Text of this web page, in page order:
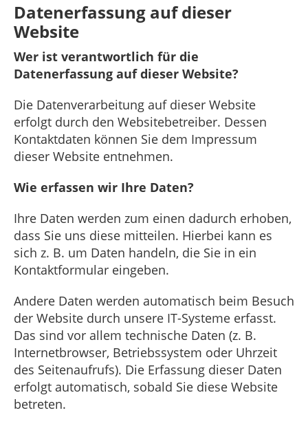
Datenerfassung auf dieser
Website
Wer ist verantwortlich für die
Datenerfassung auf dieser Website?
Die Datenverarbeitung auf dieser Website
erfolgt durch den Websitebetreiber. Dessen
Kontaktdaten können Sie dem Impressum
dieser Website entnehmen.
Wie erfassen wir Ihre Daten?
Ihre Daten werden zum einen dadurch erhoben,
dass Sie uns diese mitteilen. Hierbei kann es
sich z. B. um Daten handeln, die Sie in ein
Kontaktformular eingeben.
Andere Daten werden automatisch beim Besuch
der Website durch unsere IT-Systeme erfasst.
Das sind vor allem technische Daten (z. B.
Internetbrowser, Betriebssystem oder Uhrzeit
des Seitenaufrufs). Die Erfassung dieser Daten
erfolgt automatisch, sobald Sie diese Website
betreten.